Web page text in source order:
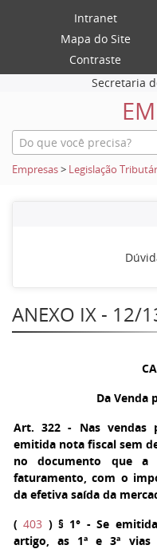
Intranet
Mapa do Site
Contraste
Secretaria
Empresas> Legislação
ANEXO IX - 12/
Da Venda
Art. 322 - Nas vendas
emitida nota fiscal sem
no documento que a
faturamento, com o
da efetiva saída da
( 403 )§ 1° - Se
artigo, as 1ª e 3ª vias